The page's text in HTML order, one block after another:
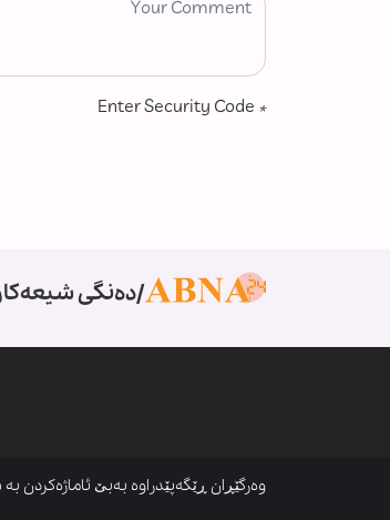
*
دەنگی
وەرگێڕان ڕێگەپێدراوە بەبێ ئاماژەکردن